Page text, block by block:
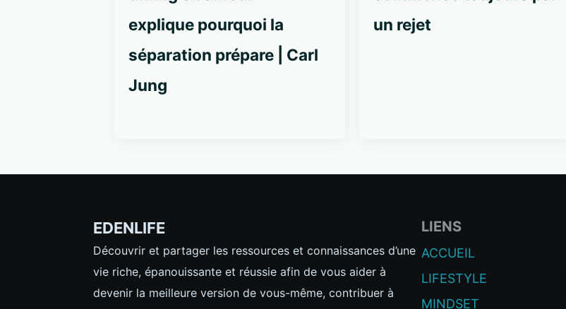
explique pourquoi la
séparation prépare | Carl
Jung
un rejet
EDENLIFE
Découvrir et partager les ressources et connaissances d’une
vie riche, épanouissante et réussie afin de vous aider à
devenir la meilleure version de vous-même, contribuer à
LIENS
ACCUEIL
LIFESTYLE
MINDSET